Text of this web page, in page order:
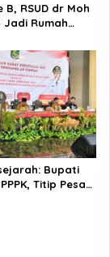
RSUD dr Moh
Jadi Rumah
Bupati
Titip Pesan